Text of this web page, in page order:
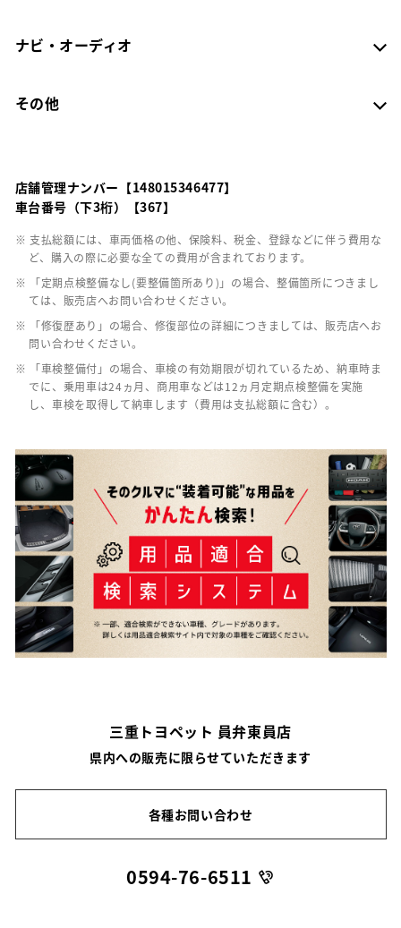
ナビ・オーディオ
その他
店舗管理ナンバー【148015346477】
車台番号（下3桁）【367】
※ 支払総額には、車両価格の他、保険料、税金、登録などに伴う費用な
ど、購入の際に必要な全ての費用が含まれております。
※ 「定期点検整備なし(要整備箇所あり)」の場合、整備箇所につきまし
ては、販売店へお問い合わせください。
※ 「修復歴あり」の場合、修復部位の詳細につきましては、販売店へお
問い合わせください。
※ 「車検整備付」の場合、車検の有効期限が切れているため、納車時ま
でに、乗用車は24ヵ月、商用車などは12ヵ月定期点検整備を実施
し、車検を取得して納車します（費用は支払総額に含む）。
三重トヨペット 員弁東員店
県内への販売に限らせていただきます
各種お問い合わせ
0594-76-6511